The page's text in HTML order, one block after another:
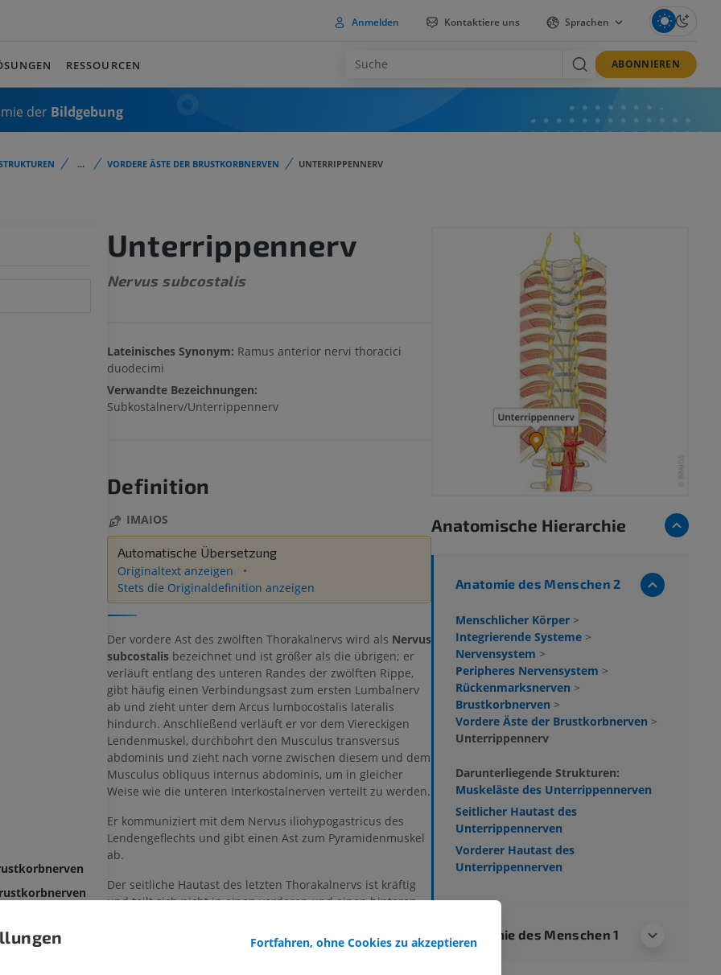
Anmelden Kontaktiere uns Sprachen
RESSOURCEN ABONNIEREN
der Bildgebung
... VORDERE ÄSTE DER BRUSTKORBNERVEN UNTERRIPPENNERV
Unterrippennerv
Nervus subcostalis
Lateinisches Synonym: Ramus anterior nervi thoracici
duodecimi
Verwandte Bezeichnungen:
Subkostalnerv/Unterrippennerv
Definition
IMAIOS
Automatische Übersetzung
Originaltext anzeigen
Stets die Originaldefinition anzeigen
Der vordere Ast des zwölften Thorakalnervs wird als Nervus
subcostalisbezeichnet und ist größer als die übrigen; er
verläuft entlang des unteren Randes der zwölften Rippe,
gibt häufig einen Verbindungsast zum ersten Lumbalnerv
ab und zieht unter dem Arcus lumbocostalis lateralis
hindurch. Anschließend verläuft er vor dem Viereckigen
Lendenmuskel, durchbohrt den Musculus transversus
abdominis und zieht nach vorne zwischen diesem und dem
Musculus obliquus internus abdominis, um in gleicher
Weise wie die unteren Interkostalnerven verteilt zu werden.
Er kommuniziert mit dem Nervus iliohypogastricus des
Lendengeflechts und gibt einen Ast zum Pyramidenmuskel
ab.
Der seitliche Hautast des letzten Thorakalnervs ist kräftig
und teilt sich nicht in einen vorderen und einen hinteren
abdominis und den Musculus obliquus externus
abdominis, steigt über den Darmbeinkamm vor dem
Anatomische Hierarchie
Anatomie des Menschen 2
Menschlicher Körper >
Integrierende Systeme >
Nervensystem >
Peripheres Nervensystem >
Rückenmarksnerven >
Brustkorbnerven >
Vordere Äste der Brustkorbnerven >
Unterrippennerv
Darunterliegende Strukturen:
Muskeläste des Unterrippennerven
Seitlicher Hautast des
Unterrippennerven
Vorderer Hautast des
Unterrippennerven
Anatomie des Menschen 1
Fortfahren, ohne Cookies zu akzeptieren